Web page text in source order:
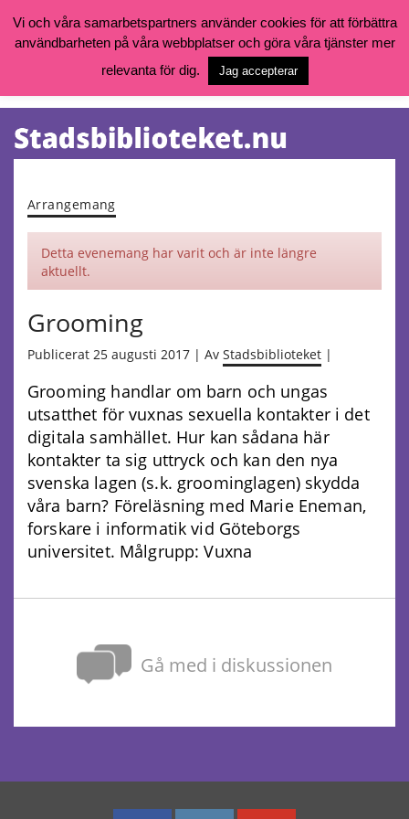
Vill du söka böcker, logga in på ditt bibliotekskonto eller nå övriga
goteborg.se/bibliotek
Öppettider, katalog och kontakt
Tjänster
Arrangemang
Detta evenemang har varit och är inte längre
aktuellt.
Grooming
Publicerat 25 augusti 2017 | Av Stadsbiblioteket |
Grooming handlar om barn och ungas
utsatthet för vuxnas sexuella kontakter i det
digitala samhället. Hur kan sådana här
kontakter ta sig uttryck och kan den nya
svenska lagen (s.k. groominglagen) skydda
våra barn? Föreläsning med Marie Eneman,
forskare i informatik vid Göteborgs
universitet. Målgrupp: Vuxna
Gå med i diskussionen
Vi och våra samarbetspartners använder cookies för att förbättra
användbarheten på våra webbplatser och göra våra tjänster mer
relevanta för dig.
Jag accepterar